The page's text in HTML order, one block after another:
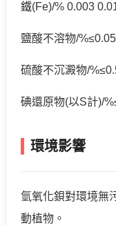
鐵(Fe)/% 0.003
鹽酸不溶物/
硫酸不沉澱物/
碘還原物(以S計)/
環境影響
氫氧化鋇對環境無
動植物。